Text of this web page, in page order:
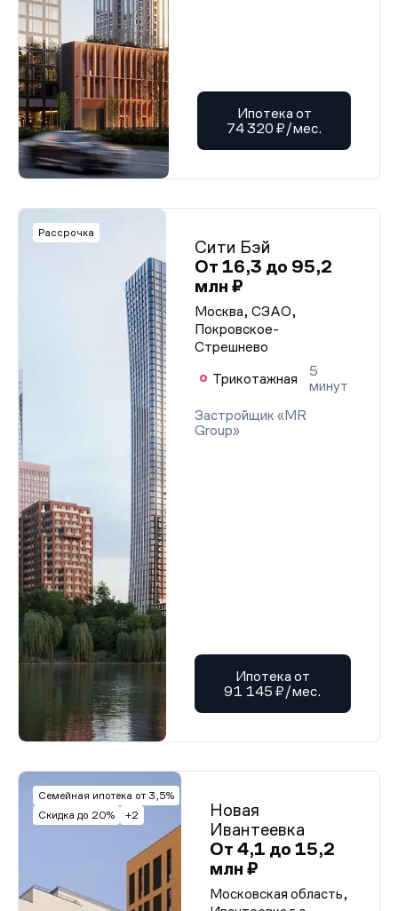
Ипотека от
74 320 ₽/мес.
Рассрочка
Сити Бэй
От 16,3 до 95,2
млн ₽
Москва, СЗАО,
Покровское-
Стрешнево
Трикотажная
5
минут
Застройщик «MR
Group»
Ипотека от
91 145 ₽/мес.
Семейная ипотека от 3,5%
Скидка до 20%
+2
Новая
Ивантеевка
От 4,1 до 15,2
млн ₽
Московская область,